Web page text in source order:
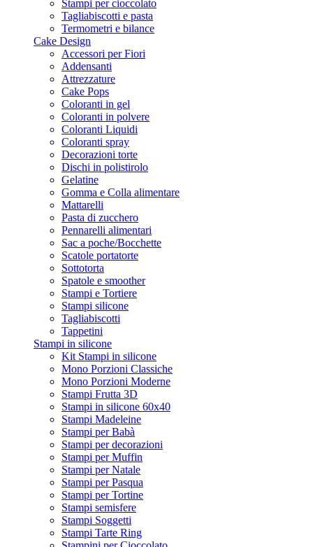
Stampi per cioccolato
Tagliabiscotti e pasta
Termometri e bilance
Cake Design
Accessori per Fiori
Addensanti
Attrezzature
Cake Pops
Coloranti in gel
Coloranti in polvere
Coloranti Liquidi
Coloranti spray
Decorazioni torte
Dischi in polistirolo
Gelatine
Gomma e Colla alimentare
Mattarelli
Pasta di zucchero
Pennarelli alimentari
Sac a poche/Bocchette
Scatole portatorte
Sottotorta
Spatole e smoother
Stampi e Tortiere
Stampi silicone
Tagliabiscotti
Tappetini
Stampi in silicone
Kit Stampi in silicone
Mono Porzioni Classiche
Mono Porzioni Moderne
Stampi Frutta 3D
Stampi in silicone 60x40
Stampi Madeleine
Stampi per Babà
Stampi per decorazioni
Stampi per Muffin
Stampi per Natale
Stampi per Pasqua
Stampi per Tortine
Stampi semisfere
Stampi Soggetti
Stampi Tarte Ring